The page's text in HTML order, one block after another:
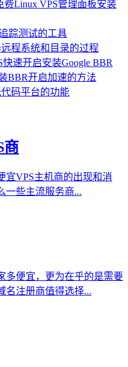
费Linux VPS管理面板安装
踪测试的工具
程系统和目录的过程
速开启安装Google BBR
BBR开启加速的方法
码平台的功能
商
宜VPS主机商的出现和消
一些主流服务商...
多便宜，更为在乎的是需要
名注册商值得选择...